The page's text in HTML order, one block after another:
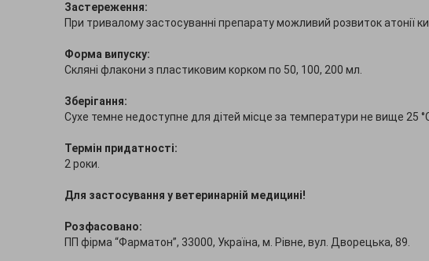
Застереження:
При тривалому застосуванні препарату можливий розвиток атонії
Форма випуску:
Скляні флакони з пластиковим корком по 50, 100, 200 мл.
Зберігання:
Сухе темне недоступне для дітей місце за температури не вище 25
Термін придатності:
2 роки.
Для застосування у ветеринарній медицині!
Розфасовано:
ПП фірма “Фарматон”, 33000, Україна, м. Рівне, вул. Дворецька, 89.